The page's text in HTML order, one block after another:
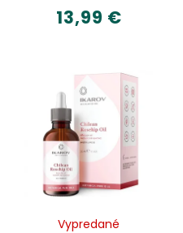
13,99 €
Vypredané